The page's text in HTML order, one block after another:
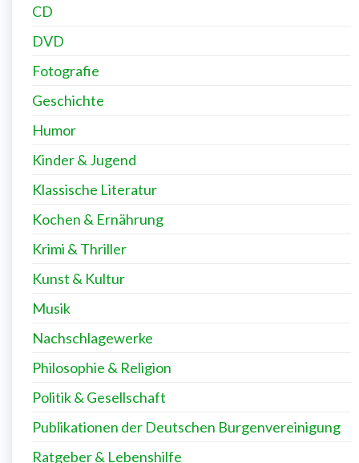
CD
DVD
Fotografie
Geschichte
Humor
Kinder & Jugend
Klassische Literatur
Kochen & Ernährung
Krimi & Thriller
Kunst & Kultur
Musik
Nachschlagewerke
Philosophie & Religion
Politik & Gesellschaft
Publikationen der Deutschen Burgenvereinigung
Ratgeber & Lebenshilfe